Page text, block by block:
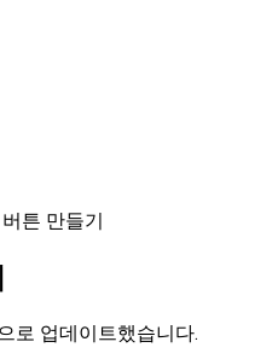
튼 만들기
로 업데이트했습니다.